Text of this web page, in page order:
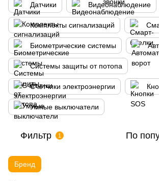
Датчики Видеонаблюдение
Комплекты сигнализаций
Биометрические системы
Системы защиты от потопа
Счётчики электроэнергии
Умные выключатели
Фильтр 1 По
Бренд